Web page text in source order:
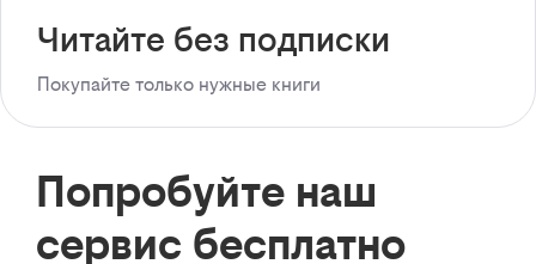
Читайте без подписки
Покупайте только нужные книги
Попробуйте наш
сервис бесплатно